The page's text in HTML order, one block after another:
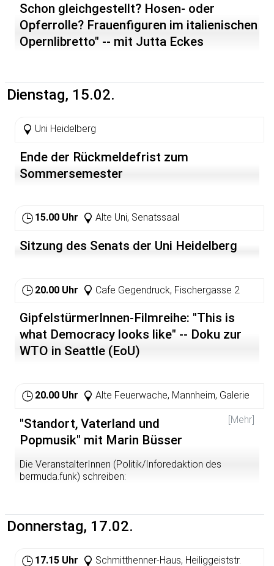
Schon gleichgestellt? Hosen- oder
Opferrolle? Frauenfiguren im italienischen
Opernlibretto" -- mit Jutta Eckes
Dienstag, 15.02.
Uni Heidelberg
Ende der Rückmeldefrist zum
Sommersemester
15.00 Uhr Alte Uni, Senatssaal
Sitzung des Senats der Uni Heidelberg
20.00 Uhr Cafe Gegendruck, Fischergasse 2
GipfelstürmerInnen-Filmreihe: "This is
what Democracy looks like" -- Doku zur
WTO in Seattle (EoU)
20.00 Uhr Alte Feuerwache, Mannheim, Galerie
[Mehr]
"Standort, Vaterland und
Popmusik" mit Marin Büsser
Die VeranstalterInnen (Politik/Inforedaktion des
bermuda.funk) schreiben:
Lied 'Was es ist' und der sich daran anschließenden
Debatte und der x-ten Auflage der Forderung nach einer
'Deutschland' im Musik-Mainstream wie in verschiedenen
Donnerstag, 17.02.
17.15 Uhr Schmitthenner-Haus, Heiliggeiststr.